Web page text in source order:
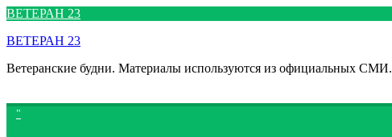
Перейти
содержимому
ВЕТЕРАН 23
ВЕТЕРАН 23
Ветеранские будни. Материалы используются из официальных СМИ.